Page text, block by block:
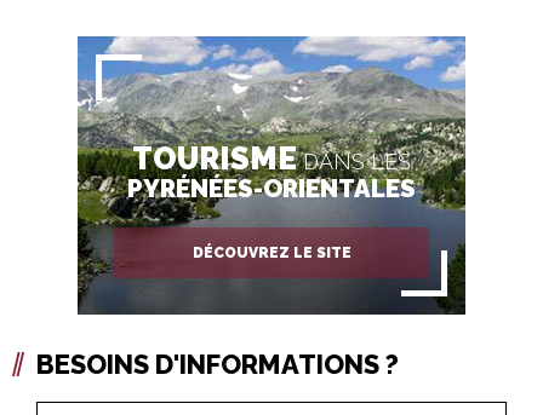
TOURISMEDANS LES
PYRÉNÉES-ORIENTALES
DÉCOUVREZ LE SITE
BESOINS D'INFORMATIONS ?